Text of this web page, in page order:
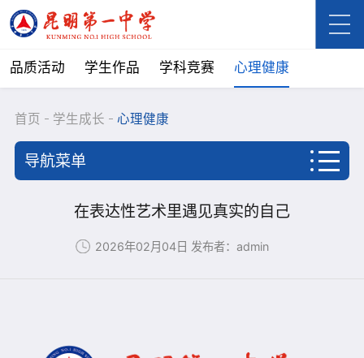
品质活动 学生作品 学科竞赛 心理健康
首页 学生成长 心理健康
导航菜单
学校概况
在表达性艺术里遇见真实的自己
2026年02月04日 发布者：admin